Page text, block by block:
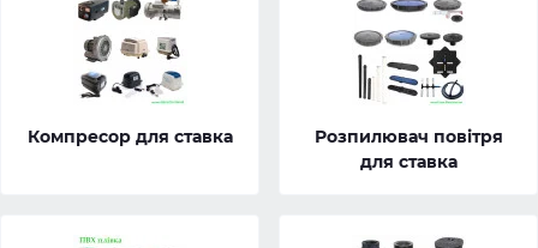
Компресор для ставка
Розпилювач повітря
для ставка